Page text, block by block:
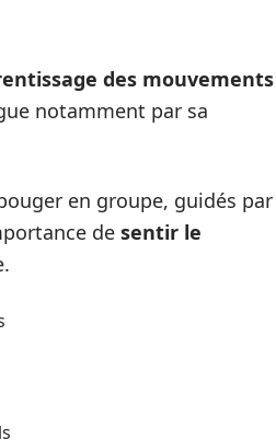
des mouvements
notamment par sa
en groupe, guidés par
de sentir le